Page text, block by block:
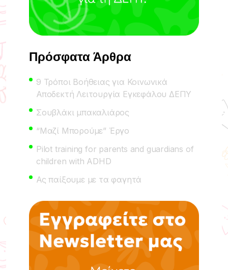
Πρόσφατα Άρθρα
9 Τρόποι Βοήθειας για Κοινωνικά
Αποδεκτή Λειτουργία Εγκεφάλου ΔΕΠΥ
Σουβλάκι μπακαλιάρος
“Μαζί Μπορούμε” Έργο
Pilot training for parents and guardians of
children with ADHD
Ας παίξουμε με τα φαγητά